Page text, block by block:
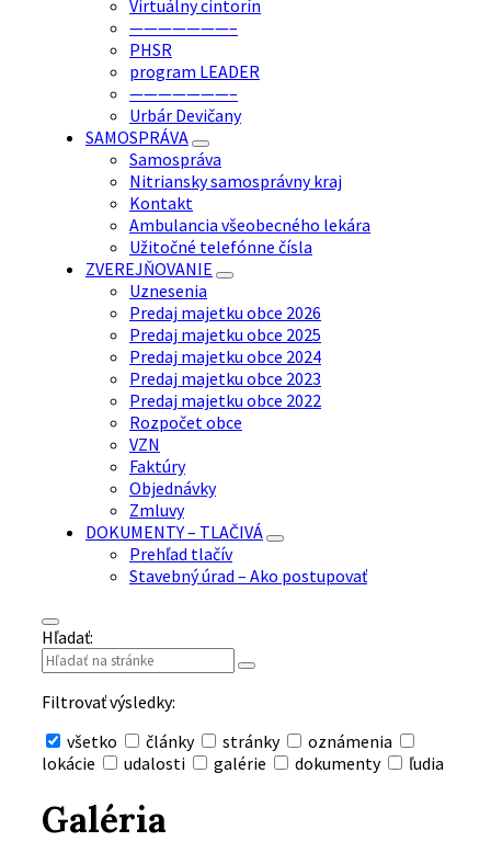
Virtuálny cintorín
———————–
PHSR
program LEADER
———————–
Urbár Devičany
SAMOSPRÁVA
Samospráva
Nitriansky samosprávny kraj
Kontakt
Ambulancia všeobecného lekára
Užitočné telefónne čísla
ZVEREJŇOVANIE
Uznesenia
Predaj majetku obce 2026
Predaj majetku obce 2025
Predaj majetku obce 2024
Predaj majetku obce 2023
Predaj majetku obce 2022
Rozpočet obce
VZN
Faktúry
Objednávky
Zmluvy
DOKUMENTY – TLAČIVÁ
Prehľad tlačív
Stavebný úrad – Ako postupovať
Hľadať:
Filtrovať výsledky:
všetko
články stránky
oznámenia
lokácie
udalosti galérie dokumenty ľudia
vyhľadávanie
Galéria